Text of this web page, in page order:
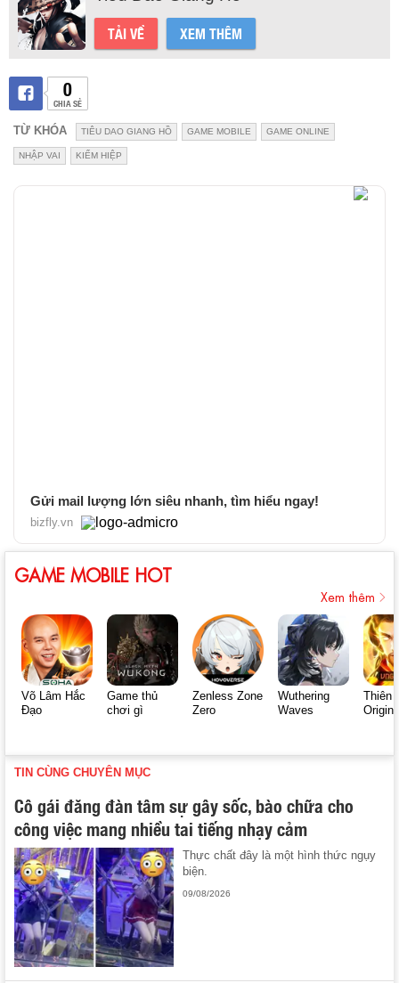
TẢI VỀ XEM THÊM
0
CHIA SẺ
TỪ KHÓA TIÊU DAO GIANG HỒ GAME MOBILE GAME ONLINE
NHẬP VAI KIẾM HIỆP
Gửi mail lượng lớn siêu nhanh, tìm hiểu ngay!
bizfly.vn
GAME MOBILE HOT
Xem thêm
Võ Lâm Hắc
Đạo
Game thủ
chơi gì
Zenless Zone
Zero
Wuthering
Waves
Thiên
Origin
TIN CÙNG CHUYÊN MỤC
Cô gái đăng đàn tâm sự gây sốc, bào chữa cho
công việc mang nhiều tai tiếng nhạy cảm
Thực chất đây là một hình thức ngụy
biện.
09/08/2026